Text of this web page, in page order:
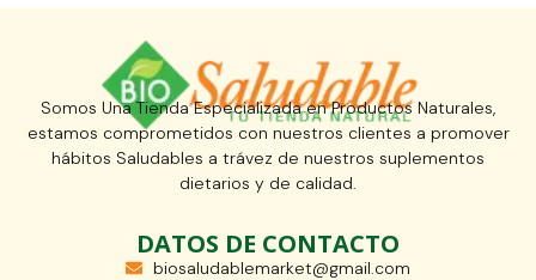
Somos Una Tienda Especializada en Productos Naturales,
estamos comprometidos con nuestros clientes a promover
hábitos Saludables a trávez de nuestros suplementos
dietarios y de calidad.
DATOS DE CONTACTO
biosaludablemarket@gmail.com